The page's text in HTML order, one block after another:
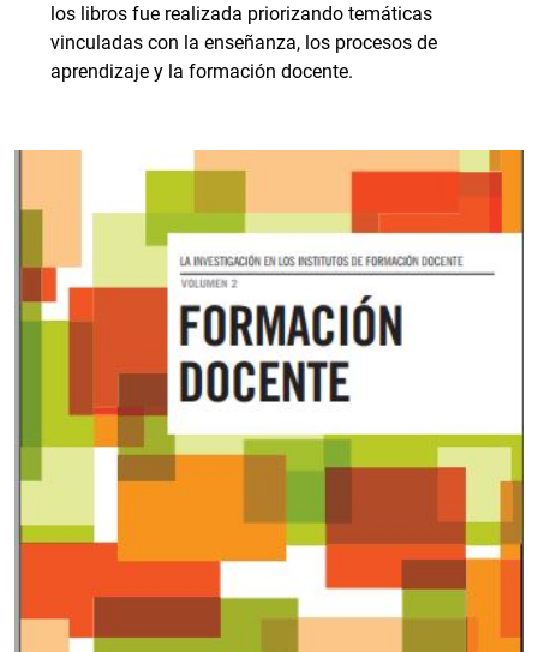
los libros fue realizada priorizando temáticas
vinculadas con la enseñanza, los procesos de
aprendizaje y la formación docente.